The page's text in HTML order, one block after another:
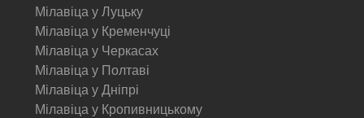
Мілавіца у Луцьку
Мілавіца у Кременчуці
Мілавіца у Черкасах
Мілавіца у Полтаві
Мілавіца у Дніпрі
Мілавіца у Кропивницькому